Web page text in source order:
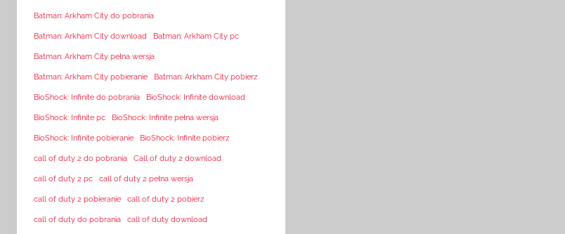
Batman: Arkham City do pobrania
Batman: Arkham City download Batman: Arkham City pc
Batman: Arkham City pełna wersja
Batman: Arkham City pobieranie Batman: Arkham City pobierz
BioShock: Infinite do pobrania BioShock: Infinite download
BioShock: Infinite pc BioShock: Infinite pełna wersja
BioShock: Infinite pobieranie BioShock: Infinite pobierz
call of duty 2 do pobrania Call of duty 2 download
call of duty 2 pc call of duty 2 pełna wersja
call of duty 2 pobieranie call of duty 2 pobierz
call of duty do pobrania call of duty download